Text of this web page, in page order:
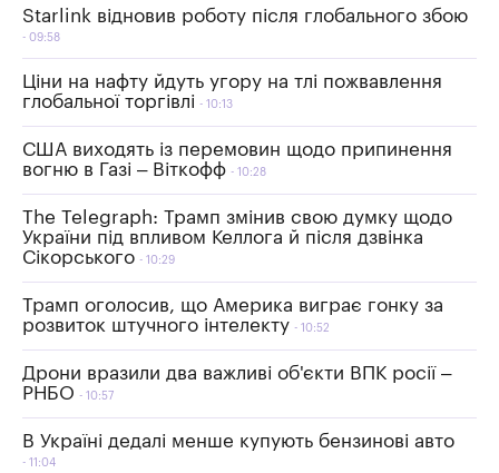
Starlink відновив роботу після глобального збою
09:58
Ціни на нафту йдуть угору на тлі пожвавлення
глобальної торгівлі
10:13
США виходять із перемовин щодо припинення
вогню в Газі – Віткофф
10:28
The Telegraph: Трамп змінив свою думку щодо
України під впливом Келлога й після дзвінка
Сікорського
10:29
Трамп оголосив, що Америка виграє гонку за
розвиток штучного інтелекту
10:52
Дрони вразили два важливі об'єкти ВПК росії –
РНБО
10:57
В Україні дедалі менше купують бензинові авто
11:04